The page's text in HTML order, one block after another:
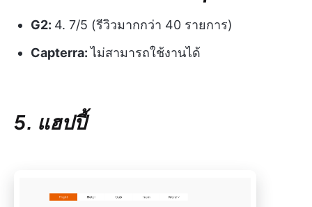
G2: 4. 7/5 (รีวิวมากกว่า 40 รายการ)
Capterra:ไม่สามารถใช้งานได้
5. แฮปปี้